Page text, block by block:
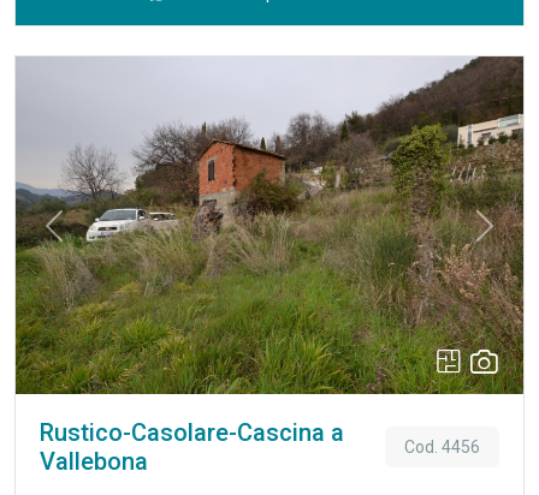
indipendente e vista mare, un cortile di 250 mq, una terrazza
di 50 mq al piano primo e un terreno di 2500 mq. Imperdibile
opportunità per chi cerca una residenza di prestigio in una
posizione privilegiata. Possibilità di ritiro Appartamento zona
Vallecrosia centro in parziale permuta.
Previous Next
Rustico-Casolare-Cascina a
Vallebona
Cod. 4456